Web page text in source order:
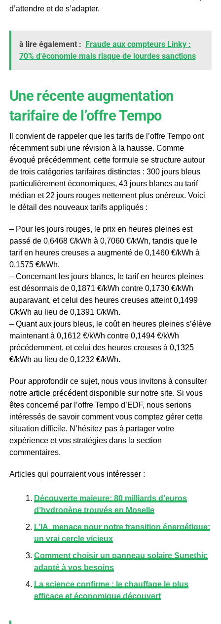
d’attendre et de s’adapter.
à lire également : Fraude aux compteurs Linky :
70% d'économie mais risque de lourdes sanctions
Une récente augmentation
tarifaire de l’offre Tempo
Il convient de rappeler que les tarifs de l’offre Tempo ont
récemment subi une révision à la hausse. Comme
évoqué précédemment, cette formule se structure autour
de trois catégories tarifaires distinctes : 300 jours bleus
particulièrement économiques, 43 jours blancs au tarif
médian et 22 jours rouges nettement plus onéreux. Voici
le détail des nouveaux tarifs appliqués :
– Pour les jours rouges, le prix en heures pleines est
passé de 0,6468 €/kWh à 0,7060 €/kWh, tandis que le
tarif en heures creuses a augmenté de 0,1460 €/kWh à
0,1575 €/kWh.
– Concernant les jours blancs, le tarif en heures pleines
est désormais de 0,1871 €/kWh contre 0,1730 €/kWh
auparavant, et celui des heures creuses atteint 0,1499
€/kWh au lieu de 0,1391 €/kWh.
– Quant aux jours bleus, le coût en heures pleines s’élève
maintenant à 0,1612 €/kWh contre 0,1494 €/kWh
précédemment, et celui des heures creuses à 0,1325
€/kWh au lieu de 0,1232 €/kWh.
Pour approfondir ce sujet, nous vous invitons à consulter
notre article précédent disponible sur notre site. Si vous
êtes concerné par l’offre Tempo d’EDF, nous serions
intéressés de savoir comment vous comptez gérer cette
situation difficile. N’hésitez pas à partager votre
expérience et vos stratégies dans la section
commentaires.
Articles qui pourraient vous intéresser :
Découverte majeure: 80 milliards d’euros
d’hydrogène trouvés en Moselle
L’IA, menace pour notre transition énergétique:
un vrai cercle vicieux
Comment choisir un panneau solaire Sunethic
adapté à vos besoins
La science confirme : le chauffage le plus
efficace et économique découvert